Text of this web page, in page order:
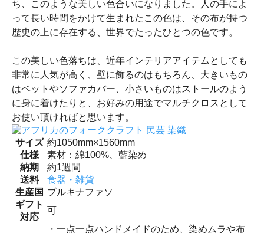
ち、このような美しい色合いになりました。人の手によ
って長い時間をかけて生まれたこの色は、その布が持つ
歴史の上に存在する、世界でたったひとつの色です。
この美しい色落ちは、近年インテリアアイテムとしても
非常に人気が高く、壁に飾るのはもちろん、大きいもの
はベットやソファカバー、小さいものはストールのよう
に身に着けたりと、お好みの用途でマルチクロスとして
お使い頂ければと思います。
サイズ 約1050mm×1560mm
仕様
素材：綿100%、藍染め
納期
約1週間
送料
食器・雑貨
生産国 ブルキナファソ
ギフト
対応
可
・一点一点ハンドメイドのため、染めムラや布